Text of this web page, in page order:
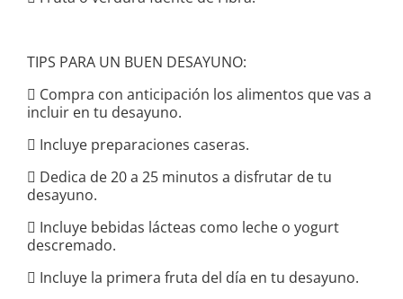
TIPS PARA UN BUEN DESAYUNO:
 Compra con anticipación los alimentos que vas a
incluir en tu desayuno.
 Incluye preparaciones caseras.
 Dedica de 20 a 25 minutos a disfrutar de tu
desayuno.
 Incluye bebidas lácteas como leche o yogurt
descremado.
 Incluye la primera fruta del día en tu desayuno.